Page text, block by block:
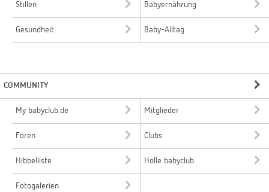
Stillen Babyernährung
Gesundheit Baby-Alltag
COMMUNITY
My babyclub.de Mitglieder
Foren Clubs
Hibbelliste Holle babyclub
Fotogalerien